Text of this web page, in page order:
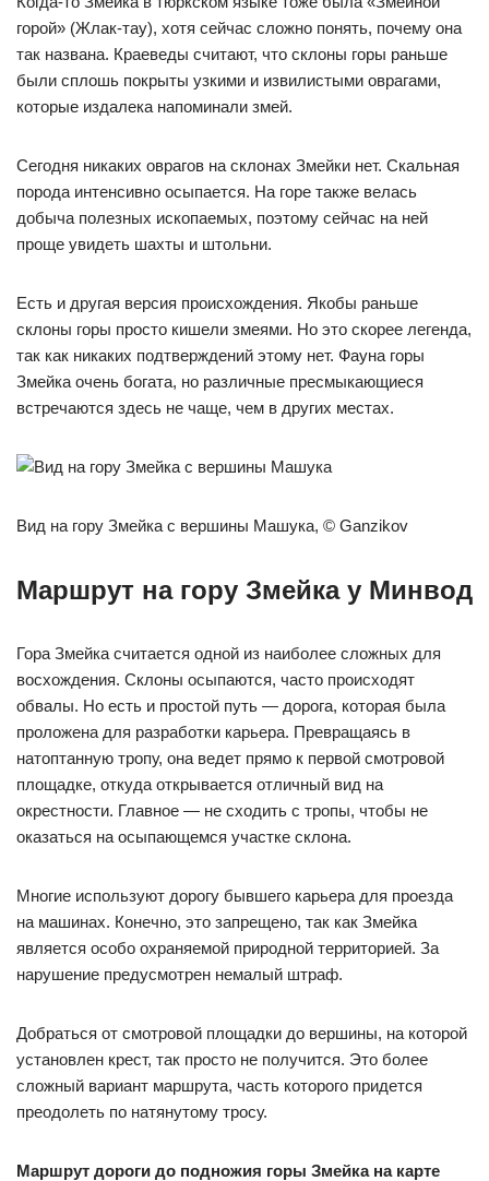
горой» (Жлак-тау), хотя сейчас сложно понять, почему она
так названа. Краеведы считают, что склоны горы раньше
были сплошь покрыты узкими и извилистыми оврагами,
которые издалека напоминали змей.
Сегодня никаких оврагов на склонах Змейки нет. Скальная
порода интенсивно осыпается. На горе также велась
добыча полезных ископаемых, поэтому сейчас на ней
проще увидеть шахты и штольни.
Есть и другая версия происхождения. Якобы раньше
склоны горы просто кишели змеями. Но это скорее легенда,
так как никаких подтверждений этому нет. Фауна горы
Змейка очень богата, но различные пресмыкающиеся
встречаются здесь не чаще, чем в других местах.
Вид на гору Змейка с вершины Машука, © Ganzikov
Маршрут на гору Змейка у Минвод
Гора Змейка считается одной из наиболее сложных для
восхождения. Склоны осыпаются, часто происходят
обвалы. Но есть и простой путь — дорога, которая была
проложена для разработки карьера. Превращаясь в
натоптанную тропу, она ведет прямо к первой смотровой
площадке, откуда открывается отличный вид на
окрестности. Главное — не сходить с тропы, чтобы не
оказаться на осыпающемся участке склона.
Многие используют дорогу бывшего карьера для проезда
на машинах. Конечно, это запрещено, так как Змейка
является особо охраняемой природной территорией. За
нарушение предусмотрен немалый штраф.
Добраться от смотровой площадки до вершины, на которой
установлен крест, так просто не получится. Это более
сложный вариант маршрута, часть которого придется
преодолеть по натянутому тросу.
Маршрут дороги до подножия горы Змейка на карте